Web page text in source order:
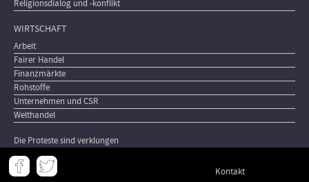
Religionsdialog und -konflikt
WIRTSCHAFT
Arbeit
Fairer Handel
Finanzmärkte
Rohstoffe
Unternehmen und CSR
Welthandel
Die Proteste sind verklungen
Meta
- Kontakt